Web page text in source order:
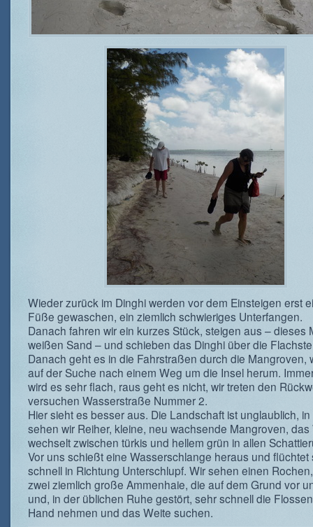
Wieder zurück im Dinghi werden vor dem Einsteigen erst
Füße gewaschen, ein ziemlich schwieriges Unterfangen.
Danach fahren wir ein kurzes Stück, steigen aus – dieses
weißen Sand – und schieben das Dinghi über die
Danach geht es in die Fahrstraßen durch die Mangroven,
auf der Suche nach einem Weg um die Insel herum.
wird es sehr flach, raus geht es nicht, wir treten den
versuchen Wasserstraße Nummer 2.
Hier sieht es besser aus. Die Landschaft ist unglaublich,
sehen wir Reiher, kleine, neu wachsende Mangroven, das
wechselt zwischen türkis und hellem grün in allen
Vor uns schießt eine Wasserschlange heraus und flüchtet
schnell in Richtung Unterschlupf. Wir sehen einen
zwei ziemlich große Ammenhaie, die auf dem Grund vor
und, in der üblichen Ruhe gestört, sehr schnell die
Hand nehmen und das Weite suchen.